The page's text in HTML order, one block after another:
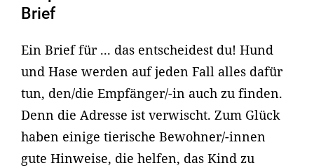
Brief
Ein Brief für ... das entscheidest du! Hund
und Hase werden auf jeden Fall alles dafür
tun, den/die Empfänger/-in auch zu finden.
Denn die Adresse ist verwischt. Zum Glück
haben einige tierische Bewohner/-innen
gute Hinweise, die helfen, das Kind zu